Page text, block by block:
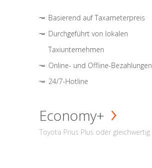
Basierend auf Taxameterpreis
Durchgeführt von lokalen
Taxiunternehmen
Online- und Offline-Bezahlungen
24/7-Hotline
Economy+
Toyota Prius Plus oder gleichwertig